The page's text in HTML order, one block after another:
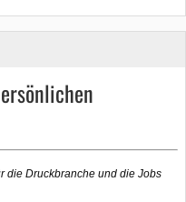
die Druckbranche und die Jobs